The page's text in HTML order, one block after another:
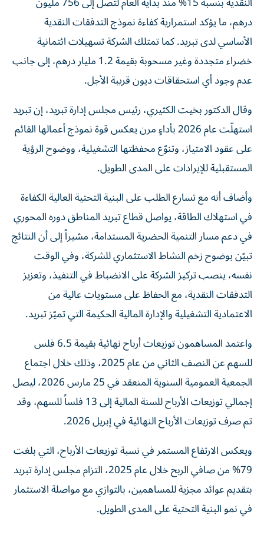
درهم، ما يؤكد استمرارية كفاءة نموذج التدفقات النقدية
الأساسي لدى تبريد. كما تمتلك الشركة تسهيلات ائتمانية
خضراء متجددة وغير مسحوبة بقيمة 1.2 مليار درهم، إلى جانب
عدم وجود أي استحقاقات ديون قريبة الأجل.
وقال الدكتور بخيت الكثيري، رئيس مجلس إدارة تبريد، إن تبريد
استهلّت عام 2026 بأداءٍ مرن يعكس قوة نموذج أعمالها القائم
على عقود الامتياز، وتنوّع محفظتها التشغيلية، ووضوح الرؤية
المستقبلية للإيرادات على المدى الطويل.
وأضاف أنه مع تسارع الطلب على البنية التحتية العالية الكفاءة
في استهلاك الطاقة، يواصل قطاع تبريد المناطق دوره المحوري
في دعم مسار التنمية الحضرية المستدامة، مشيراً إلى أن النتائج
تبيّن بوضوح زخم النشاط الاستثماري للشركة، وفي الوقت
نفسه، ينصب تركيز الشركة على الانضباط في التنفيذ، وتعزيز
التدفقات النقدية، مع الحفاظ على مستويات عالية من
الاعتمادية التشغيلية والإدارة المالية الحكيمة التي تميّز تبريد.
واعتمد المساهمون توزيعات أرباح نهائية بقيمة 6.5 فلس
للسهم عن النصف الثاني من عام 2025، وذلك خلال اجتماع
الجمعية العمومية السنوية المنعقد في 25 مارس 2026، ليصل
إجمالي توزيعات الأرباح للسنة المالية إلى 13 فلساً للسهم، وقد
تم صرف توزيعات الأرباح النهائية في إبريل 2026.
ويعكس الارتفاع المستمر في نسبة توزيعات الأرباح، التي بلغت
79% من صافي الربح خلال عام 2025، التزام مجلس إدارة تبريد
بتقديم عوائد مجزية للمساهمين، بالتوازي مع مواصلة الاستثمار
في نمو البنية التحتية على المدى الطويل.